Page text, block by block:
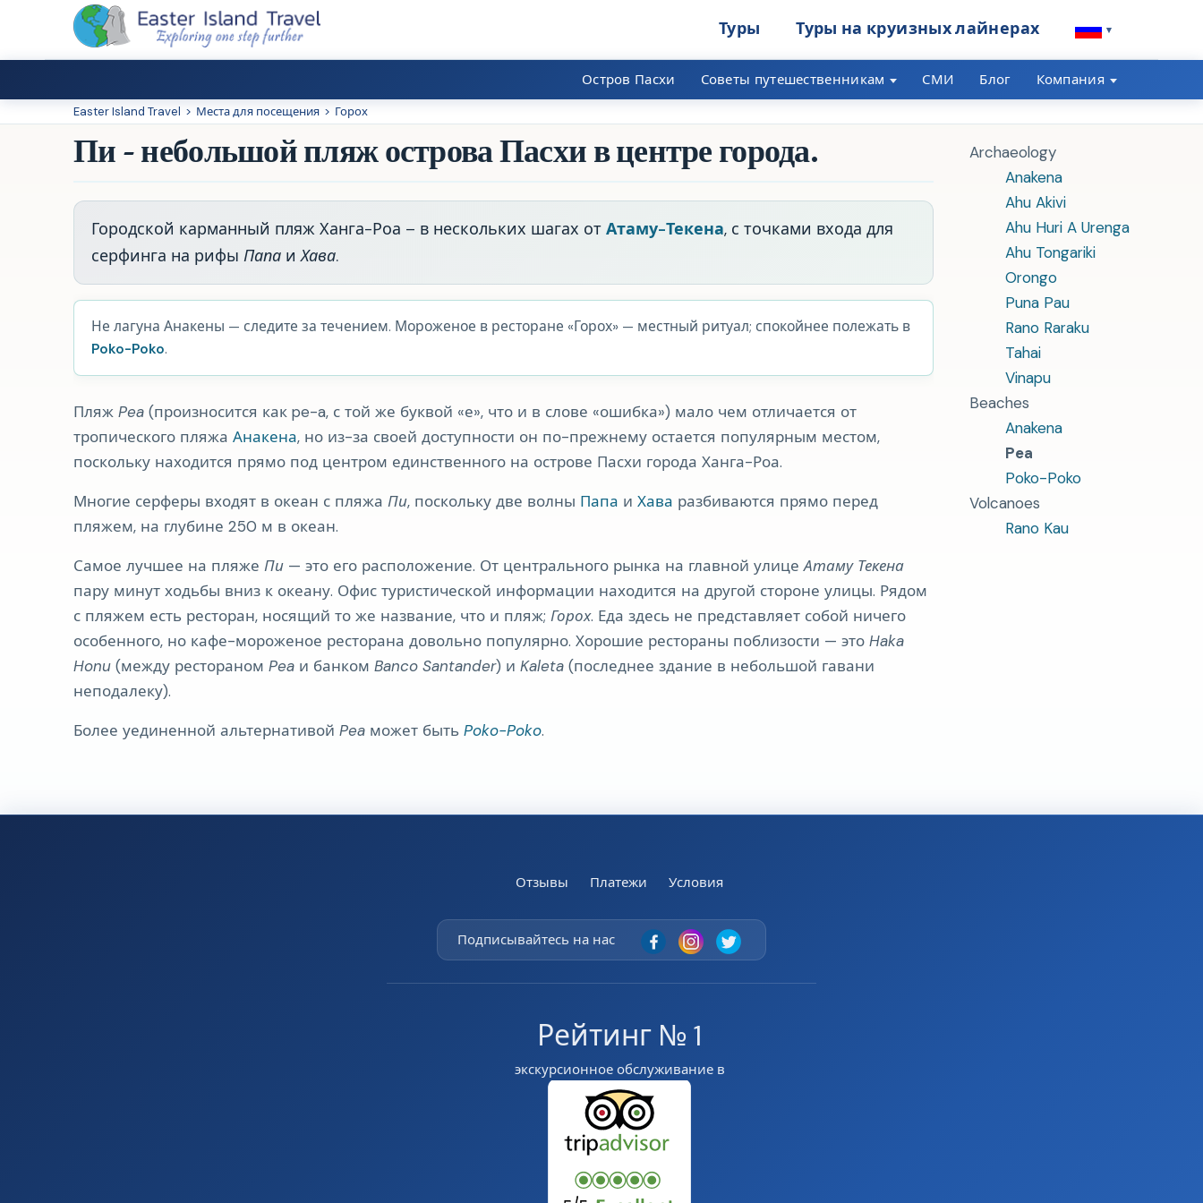
Туры Туры на круизных лайнерах ▾
Остров Пасхи Советы путешественникам СМИ Блог Компания
Easter Island Travel > Места для посещения > Горох
Archaeology
Anakena
Ahu Akivi
Ahu Huri A Urenga
Ahu Tongariki
Orongo
Puna Pau
Rano Raraku
Tahai
Vinapu
Beaches
Anakena
Pea
Poko-Poko
Volcanoes
Rano Kau
Пи - небольшой пляж острова Пасхи в центре города.
Городской карманный пляж Ханга-Роа – в нескольких шагах отАтаму-Текена, с точками входа для
серфинга на рифыПапа иХава.
Не лагуна Анакены — следите за течением. Мороженое в ресторане «Горох» — местный ритуал; спокойнее полежать в
Poko-Poko.
Пляж Pea (произносится как pe-a, с той же буквой «е», что и в слове «ошибка») мало чем отличается от
тропического пляжа Анакена, но из-за своей доступности он по-прежнему остается популярным местом,
поскольку находится прямо под центром единственного на острове Пасхи города Ханга-Роа.
Многие серферы входят в океан с пляжа Пи, поскольку две волны Папа и Хава разбиваются прямо перед
пляжем, на глубине 250 м в океан.
Самое лучшее на пляже Пи — это его расположение. От центрального рынка на главной улицеАтаму Текена
пару минут ходьбы вниз к океану. Офис туристической информации находится на другой стороне улицы. Рядом
с пляжем есть ресторан, носящий то же название, что и пляж; Горох. Еда здесь не представляет собой ничего
особенного, но кафе-мороженое ресторана довольно популярно. Хорошие рестораны поблизости — это Haka
Honu (между рестораном Pea и банком Banco Santander) и Kaleta (последнее здание в небольшой гавани
неподалеку).
Более уединенной альтернативой Pea может быть Poko-Poko.
Отзывы Платежи Условия
Подписывайтесь на нас
Рейтинг № 1
экскурсионное обслуживание в